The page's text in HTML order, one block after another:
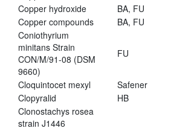
Copper hydroxide
BA, FU
Copper compounds
BA, FU
Coniothyrium
minitans Strain
CON/M/91-08 (DSM
9660)
FU
Cloquintocet mexyl Safener
Clopyralid
HB
Clonostachys rosea
strain J1446